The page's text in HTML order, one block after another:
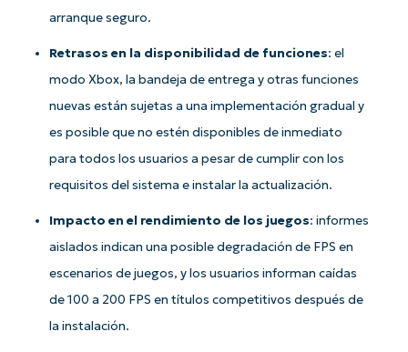
arranque seguro.
Retrasos en la disponibilidad de funciones: el
modo Xbox, la bandeja de entrega y otras funciones
nuevas están sujetas a una implementación gradual y
es posible que no estén disponibles de inmediato
para todos los usuarios a pesar de cumplir con los
requisitos del sistema e instalar la actualización.
Impacto en el rendimiento de los juegos: informes
aislados indican una posible degradación de FPS en
escenarios de juegos, y los usuarios informan caídas
de 100 a 200 FPS en títulos competitivos después de
la instalación.
First
last
Business
Phone
number*
Company